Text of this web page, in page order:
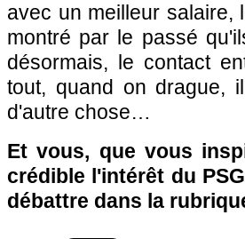
avec un meilleur
montré par le passé
désormais, le contact
tout, quand on drague,
d'autre chose…
Et vous, que vous
crédible l'intérêt du PSG
débattre dans la